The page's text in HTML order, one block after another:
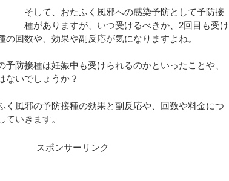
そして、おたふく風邪への感染予防として予防接
種がありますが、いつ受けるべきか、2回目も受け
の回数や、効果や副反応が気になりますよね。
予防接種は妊娠中も受けられるのかといったことや、
ないでしょうか？
く風邪の予防接種の効果と副反応や、回数や料金につ
ていきます。
スポンサーリンク